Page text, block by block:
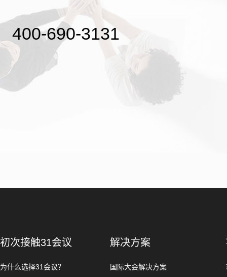
400-690-3131
初次接触31会议
为什么选择31会议？
解决方案
国际大会解决方案